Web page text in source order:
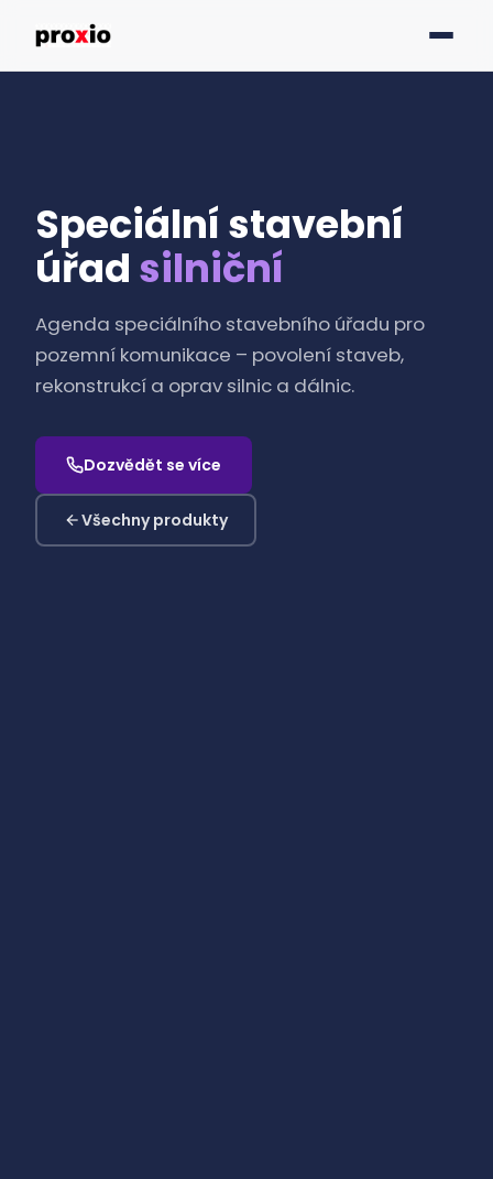
Speciální stavební
úřad silniční
Agenda speciálního stavebního úřadu pro
pozemní komunikace – povolení staveb,
rekonstrukcí a oprav silnic a dálnic.
Dozvědět se více
Všechny produkty